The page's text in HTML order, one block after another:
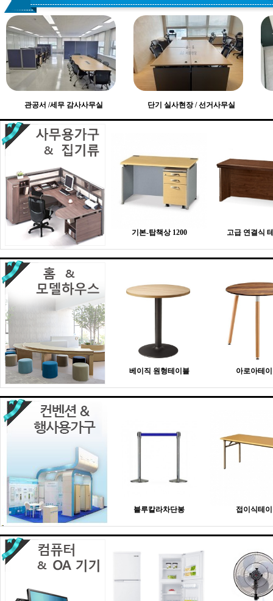
관공서 /세무 감사사무실 단기 실사현장 / 선거사무실
기본-탑책상 1200 고급 연결식
베이직 원형테이블 아로아테
블루칼라차단봉 접이식테